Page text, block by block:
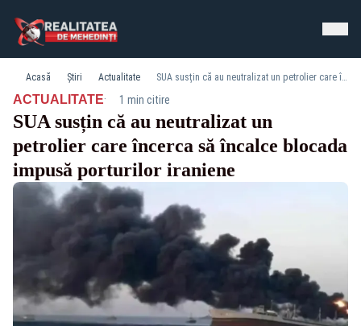
Acasă Știri Actualitate SUA susțin că au neutralizat un petrolier care încerca să încalce blocada impusă porturilor iraniene
ACTUALITATE· 1 min citire
SUA susțin că au neutralizat un
petrolier care încerca să încalce blocada
impusă porturilor iraniene